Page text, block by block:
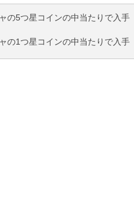
の5つ星コインの中当たりで入手
の1つ星コインの中当たりで入手